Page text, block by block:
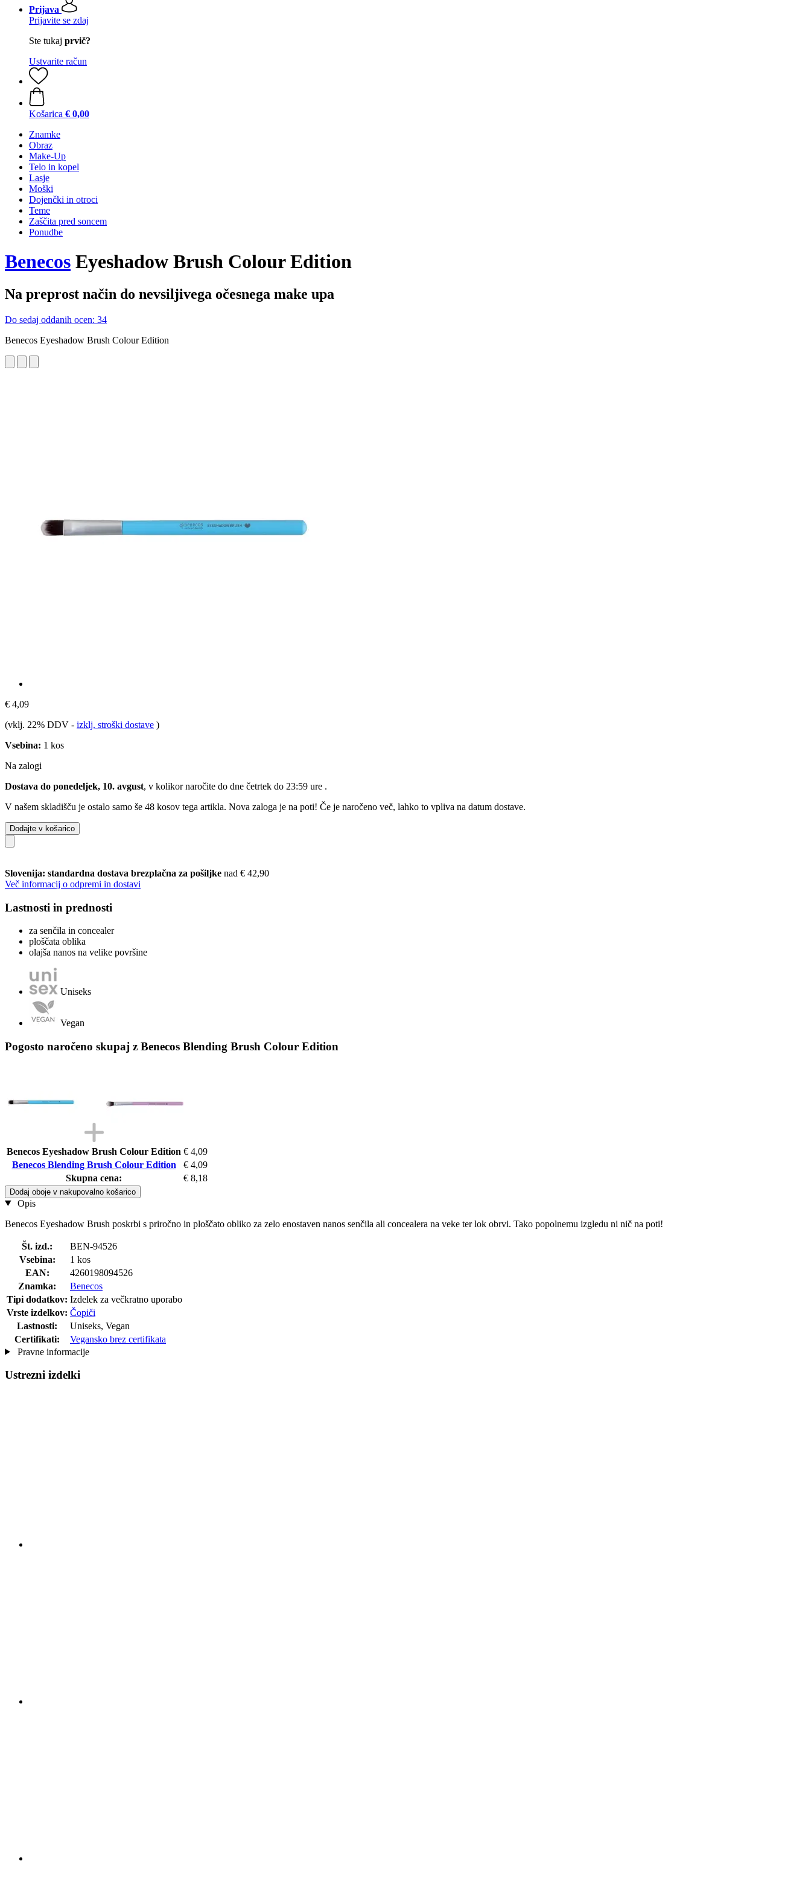
Prijava
Prijavite se zdaj
Ste tukaj prvič?
Ustvarite račun
Košarica € 0,00
Znamke
Obraz
Make-Up
Telo in kopel
Lasje
Moški
Dojenčki in otroci
Teme
Zaščita pred soncem
Ponudbe
Benecos Eyeshadow Brush Colour Edition
Na preprost način do nevsiljivega očesnega make upa
Do sedaj oddanih ocen: 34
Benecos Eyeshadow Brush Colour Edition
€ 4,09
(vklj. 22% DDV - izklj. stroški dostave )
Vsebina: 1 kos
Na zalogi
Dostava do ponedeljek, 10. avgust, v kolikor naročite do dne četrtek do 23:59 ure .
V našem skladišču je ostalo samo še 48 kosov tega artikla. Nova zaloga je na poti! Če je naročeno več, lahko to vpliva na datum dostave.
Dodajte v košarico
Slovenija: standardna dostava brezplačna za pošiljke nad € 42,90
Več informacij o odpremi in dostavi
Lastnosti in prednosti
za senčila in concealer
ploščata oblika
olajša nanos na velike površine
Uniseks
Vegan
Pogosto naročeno skupaj z Benecos Blending Brush Colour Edition
Benecos Eyeshadow Brush Colour Edition € 4,09
Benecos Blending Brush Colour Edition
€ 4,09
Skupna cena:
€ 8,18
Dodaj oboje v nakupovalno košarico
Opis
Benecos Eyeshadow Brush poskrbi s priročno in ploščato obliko za zelo enostaven nanos senčila ali concealera na veke ter lok obrvi. Tako popolnemu izgledu ni nič na poti!
Št. izd.:
BEN-94526
Vsebina:
1 kos
EAN:
4260198094526
Znamka:
Benecos
Tipi dodatkov: Izdelek za večkratno uporabo
Vrste izdelkov: Čopiči
Lastnosti:
Uniseks, Vegan
Certifikati:
Vegansko brez certifikata
Pravne informacije
Ustrezni izdelki